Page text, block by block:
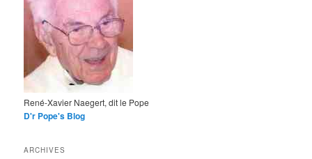
René-Xavier Naegert, dit le Pope
D'r Pope's Blog
ARCHIVES